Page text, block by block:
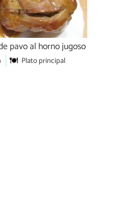
pavo al horno jugoso
Plato principal